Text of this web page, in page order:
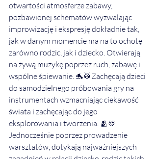
otwartości atmosferze zabawy,
pozbawionej schematów wyzwalając
improwizację i ekspresję dokładnie tak,
jak w danym momencie ma na to ochotę
zarówno rodzic, jak i dziecko. Otwierają
na żywą muzykę poprzez ruch, zabawę i
wspólne śpiewanie. 🐬🥁Zachęcają dzieci
do samodzielnego próbowania gry na
instrumentach wzmacniając ciekawość
świata i zachęcając do jego
eksplorowania i tworzenia. 🫂🫶
Jednocześnie poprzez prowadzenie
warsztatów, dotykają najważniejszych